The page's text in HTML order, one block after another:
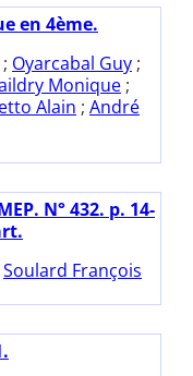
en 4ème.
; Oyarcabal Guy ;
Monique ;
Alain ; André
N° 432. p. 14-
Soulard François